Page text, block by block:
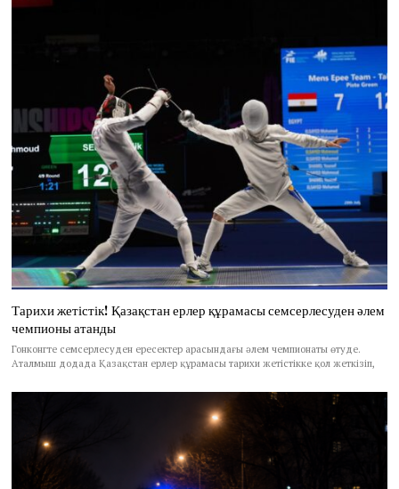
Тарихи жетістік! Қазақстан ерлер құрамасы семсерлесуден әлем
чемпионы атанды
Гонконгте семсерлесуден ересектер арасындағы әлем чемпионаты өтуде.
Аталмыш додада Қазақстан ерлер құрамасы тарихи жетістікке қол жеткізіп,